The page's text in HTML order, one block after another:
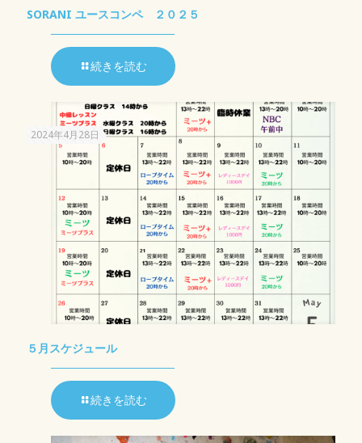
SORANI ユースコンペ ２０２５
続きを読む
2024年4月28日
５月スケジュール
続きを読む